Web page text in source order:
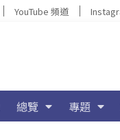
YouTube 頻道
總覽 專題